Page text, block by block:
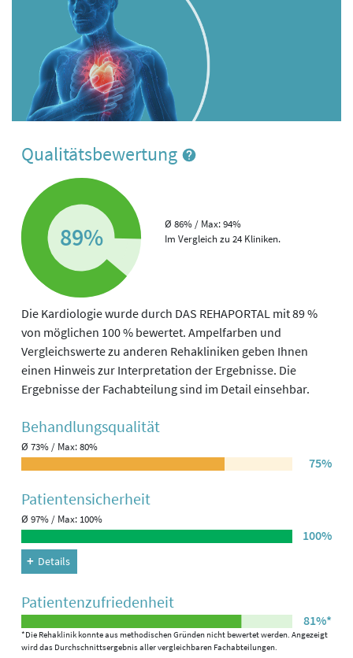
Qualitätsbewertung
89%
Ø 86% / Max: 94%
Im Vergleich zu 24 Kliniken.
Die Kardiologie wurde durch DAS REHAPORTAL mit 89 %
von möglichen 100 % bewertet. Ampelfarben und
Vergleichswerte zu anderen Rehakliniken geben Ihnen
einen Hinweis zur Interpretation der Ergebnisse. Die
Ergebnisse der Fachabteilung sind im Detail einsehbar.
Behandlungs­qualität
Ø 73% / Max: 80%
75%
Patienten­sicherheit
Ø 97% / Max: 100%
100%
Details
Patienten­zufriedenheit
81%*
*Die Rehaklinik konnte aus methodischen Gründen nicht bewertet werden. Angezeigt
wird das Durchschnittsergebnis aller vergleichbaren Fachabteilungen.